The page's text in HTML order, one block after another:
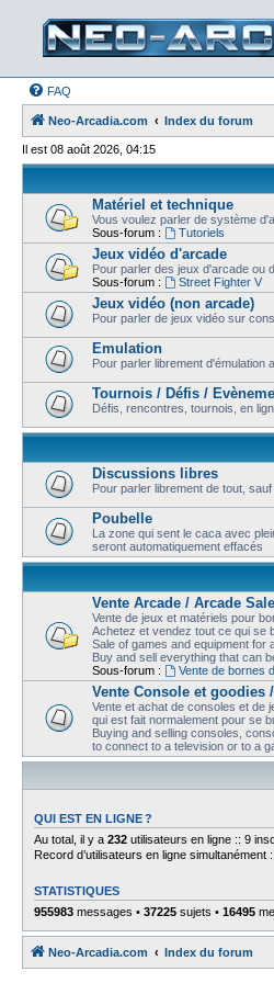
FAQ
Neo-Arcadia.com Index du forum
Il est 08 août 2026, 04:15
Matériel et technique
Vous voulez parler de système
Sous-forum :
Tutoriels
Jeux vidéo d'arcade
Pour parler des jeux d'arcade ou
Sous-forum :
Street Fighter V
Jeux vidéo (non arcade)
Pour parler de jeux vidéo sur
Emulation
Pour parler librement d'émulation
Tournois / Défis /
Défis, rencontres, tournois, en
Discussions libres
Pour parler librement de tout,
Poubelle
La zone qui sent le caca avec
seront automatiquement effacés
Vente Arcade / Arcade
Vente de jeux et matériels pour
Achetez et vendez tout ce qui se
Sale of games and equipment for
Buy and sell everything that can
Sous-forum :
Vente de bornes
Vente Console et goodies
Vente et achat de consoles et de
qui est fait normalement pour se
Buying and selling consoles,
to connect to a television or to a
QUI EST EN LIGNE ?
Au total, il y a 232 utilisateurs en ligne :: 9
Record d’utilisateurs en ligne simultanément :
STATISTIQUES
955983 messages • 37225 sujets • 16495
Neo-Arcadia.com Index du forum